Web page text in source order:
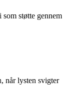
støtte gennem
når lysten svigter